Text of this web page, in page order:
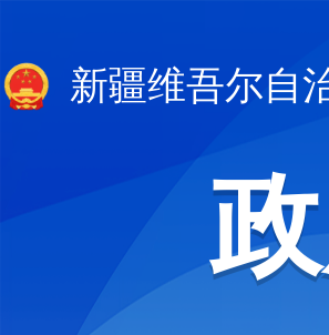
新疆维吾尔自